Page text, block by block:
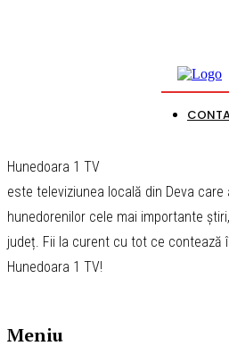
Hunedoara 1 TV
este televiziunea locală din Deva care
hunedorenilor cele mai importante
județ. Fii la curent cu tot ce contează
Hunedoara 1 TV!
Meniu